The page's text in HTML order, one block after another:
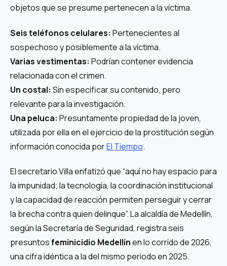
objetos que se presume pertenecen a la víctima.
Seis teléfonos celulares: Pertenecientes al
sospechoso y posiblemente a la víctima.
Varias vestimentas: Podrían contener evidencia
relacionada con el crimen.
Un costal: Sin especificar su contenido, pero
relevante para la investigación.
Una peluca: Presuntamente propiedad de la joven,
utilizada por ella en el ejercicio de la prostitución según
información conocida porEl Tiempo.
El secretario Villa enfatizó que “aquí no hay espacio para
la impunidad; la tecnología, la coordinación institucional
y la capacidad de reacción permiten perseguir y cerrar
la brecha contra quien delinque”. La alcaldía de Medellín,
según la Secretaría de Seguridad, registra seis
presuntosfeminicidio Medellínen lo corrido de 2026,
una cifra idéntica a la del mismo periodo en 2025.